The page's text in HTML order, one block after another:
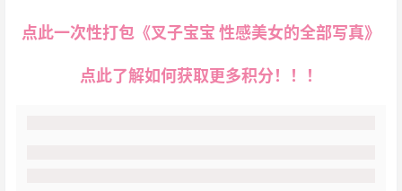
点此一次性打包《叉子宝宝 性感美女的全部写真》
点此了解如何获取更多积分！！！